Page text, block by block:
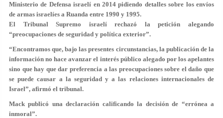
Ministerio de Defensa israelí en 2014 pidiendo detalles sobre los envíos
de armas israelíes a Ruanda entre 1990 y 1995.
El Tribunal Supremo israelí rechazó la petición alegando
“preocupaciones de seguridad y política exterior”.
“Encontramos que, bajo las presentes circunstancias, la publicación de la
información no hace avanzar el interés público alegado por los apelantes
sino que hay que dar preferencia a las preocupaciones sobre el daño que
se puede causar a la seguridad y a las relaciones internacionales de
Israel”, afirmó el tribunal.
Mack publicó una declaración calificando la decisión de “errónea a
inmoral”.